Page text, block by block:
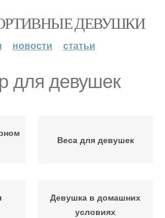
ДЕВУШКИ
новости статьи
для девушек
Веса для девушек
Девушка в домашних
условиях